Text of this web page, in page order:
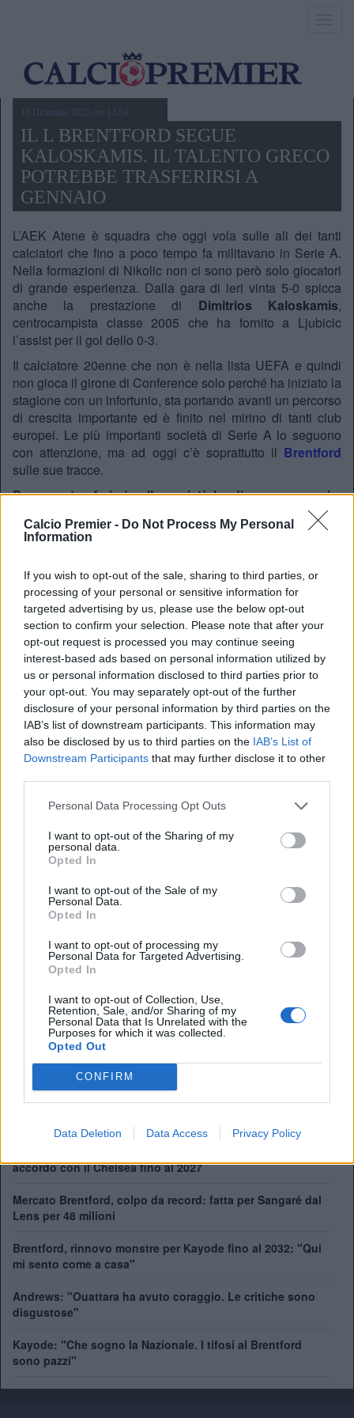
Calcio Premier - Do Not Process My Personal
Information
If you wish to opt-out of the sale, sharing to third parties, or
processing of your personal or sensitive information for
targeted advertising by us, please use the below opt-out
section to confirm your selection. Please note that after your
opt-out request is processed you may continue seeing
interest-based ads based on personal information utilized by
us or personal information disclosed to third parties prior to
your opt-out. You may separately opt-out of the further
disclosure of your personal information by third parties on the
IAB’s list of downstream participants. This information may
also be disclosed by us to third parties on the IAB’s List of
Downstream Participants that may further disclose it to other
Personal Data Processing Opt Outs
I want to opt-out of the Sharing of my
personal data.
Opted In
I want to opt-out of the Sale of my
Personal Data.
Opted In
I want to opt-out of processing my
Personal Data for Targeted Advertising.
Opted In
I want to opt-out of Collection, Use,
Retention, Sale, and/or Sharing of my
Personal Data that Is Unrelated with the
Purposes for which it was collected.
Opted Out
CONFIRM
Data Deletion Data Access Privacy Policy
15 Dicembre 2025,ore 13.54
IL L BRENTFORD SEGUE
KALOSKAMIS. IL TALENTO GRECO
POTREBBE TRASFERIRSI A
GENNAIO
L’AEK Atene è squadra che oggi vola sulle ali dei tanti
calciatori che fino a poco tempo fa militavano in Serie A.
Nella formazioni di Nikolic non ci sono però solo giocatori
di grande esperienza. Dalla gara di ieri vinta 5-0 spicca
anche la prestazione di Dimitrios Kaloskamis,
centrocampista classe 2005 che ha fornito a Ljubicic
l’assist per il gol dello 0-3.
Il calciatore 20enne che non è nella lista UEFA e quindi
non gioca il girone di Conference solo perché ha iniziato la
stagione con un infortunio, sta portando avanti un percorso
di crescita importante ed è finito nel mirino di tanti club
europei. Le più importanti società di Serie A lo seguono
con attenzione, ma ad oggi c’è soprattutto il Brentford
sulle sue tracce.
Dovesse trasferirsi nella società londinese a gennaio,
Kaloskamis diventerebbe l’ennesimo talento ellenico
che finisce in Premier League.Il classe 2007
Charalampos Kostoulas ha già esordito e segnato con la
utilizzato per tredici gare Stefanos Tzimas.
Anno di Fondazione:1889
Stadio:Gtech Community Stadium
Città:Londra
Presidente:Cliff Crown
Thomas Frank
ALBO D'ORO
accordo con il Chelsea fino al 2027
Mercato Brentford, colpo da record: fatta per Sangaré dal
Lens per 48 milioni
Brentford, rinnovo monstre per Kayode fino al 2032: "Qui
mi sento come a casa"
Andrews: "Ouattara ha avuto coraggio. Le critiche sono
disgustose"
Kayode: "Che sogno la Nazionale. I tifosi al Brentford
sono pazzi"